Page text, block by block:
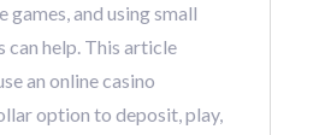
games, and using small
can help. This article
an online casino
option to deposit, play,